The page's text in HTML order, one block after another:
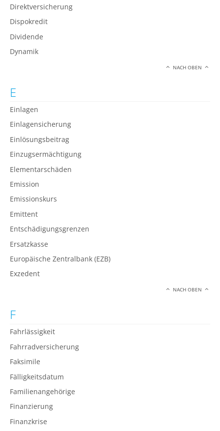
Direktversicherung
Dispokredit
Dividende
Dynamik
NACH OBEN
E
Einlagen
Einlagensicherung
Einlösungsbeitrag
Einzugsermächtigung
Elementarschäden
Emission
Emissionskurs
Emittent
Entschädigungsgrenzen
Ersatzkasse
Europäische Zentralbank (EZB)
Exzedent
NACH OBEN
F
Fahrlässigkeit
Fahrradversicherung
Faksimile
Fälligkeitsdatum
Familienangehörige
Finanzierung
Finanzkrise